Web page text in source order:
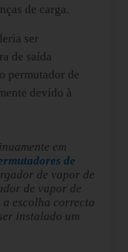
de carga.
ser
de saída
permutador de
devido à
em
de
de vapor de
de vapor de
escolha correcta
instalado um